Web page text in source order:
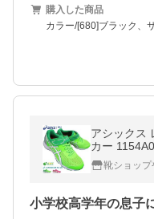
購入した商品
カラー/[680]ブラック、
アシックス
カー
靴ショップ